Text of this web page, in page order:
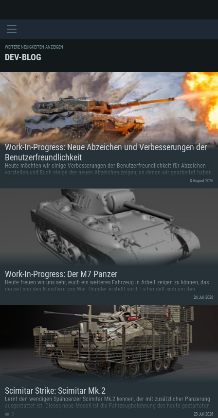
WEITERE NEUIGKEITEN ANZEIGEN
DEV-BLOG
Work-In-Progress: Neue Abzeichen und Verbesserungen der
Benutzerfreundlichkeit
Heute möchten wir einige Verbesserungen der Benutzerfreundlichkeit für Abzeichen
vorstellen und Euch einige der neuen Abzeichen zeigen, an denen wir gearbeitet haben.
3 August 2026
Work-In-Progress: Der M7 Panzer
Heute freuen wir uns sehr, euch ein weiteres Fahrzeug in Arbeit zeigen zu können, das
derzeit von den Künstlern von War Thunder erstellt wird. Es handelt sich um den
amerikanischen mittleren Panzer M7, ein Projekt, das parallel zum Sherman entwickelt
24 Juli 2026
Scimitar Strike: Scimitar Mk.2
Lernt den wendigen Spähpanzer Scimitar Mk.2 kennen, der mit zusätzlicher Panzerung
ausgestattet ist. Dieses neue Modell ist die Fahrzeugbelohnung des heute gestarteten
Events „Scimitar Strike“!
3 23 Juli 2026